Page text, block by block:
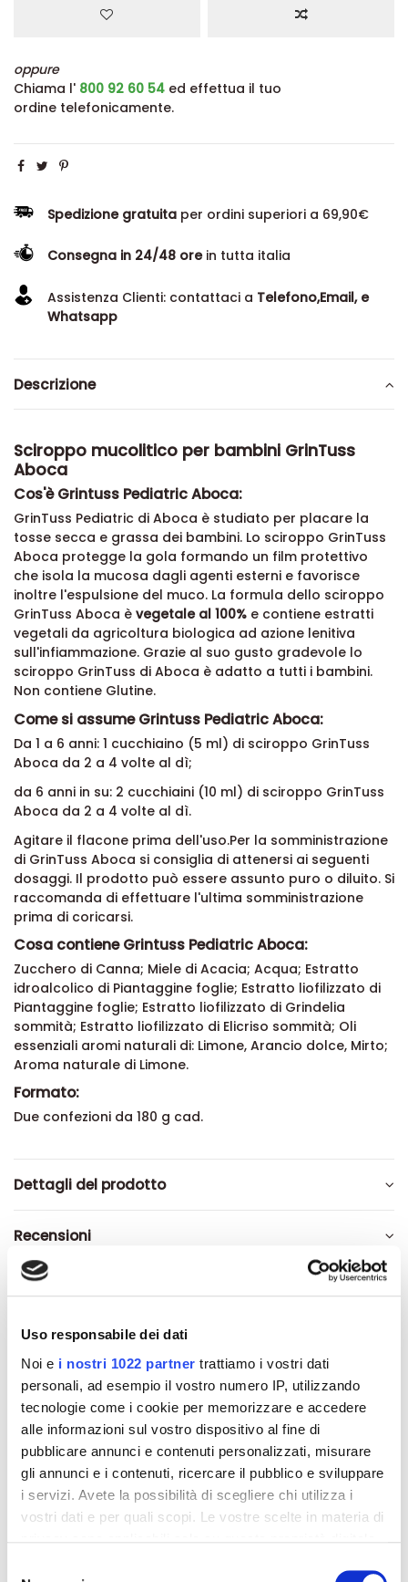
Uso responsabile dei dati
Noi e i nostri 1022 partner trattiamo i vostri dati
personali, ad esempio il vostro numero IP, utilizzando
tecnologie come i cookie per memorizzare e accedere
alle informazioni sul vostro dispositivo al fine di
pubblicare annunci e contenuti personalizzati, misurare
gli annunci e i contenuti, ricercare il pubblico e sviluppare
i servizi. Avete la possibilità di scegliere chi utilizza i
vostri dati e per quali scopi. Le vostre scelte in materia di
oppure
ordine telefonicamente.
Spedizione gratuita per ordini superiori a 69,90€
Consegna in 24/48 ore in tutta italia
Assistenza Clienti: contattaci a
Descrizione
Sciroppo mucolitico per bambini GrinTuss
Aboca
Cos'è Grintuss Pediatric Aboca:
GrinTuss Pediatric di Aboca è studiato per placare la
tosse secca e grassa dei bambini. Lo sciroppo GrinTuss
Aboca protegge la gola formando un film protettivo
che isola la mucosa dagli agenti esterni e favorisce
inoltre l'espulsione del muco. La formula dello sciroppo
GrinTuss Aboca è vegetale al 100%e contiene estratti
vegetali da agricoltura biologica ad azione lenitiva
sull'infiammazione. Grazie al suo gusto gradevole lo
Non contiene Glutine.
Come si assume Grintuss Pediatric Aboca:
Da 1 a 6 anni: 1 cucchiaino (5 ml) di sciroppo GrinTuss
Aboca da 2 a 4 volte al dì;
Aboca da 2 a 4 volte al dì.
Agitare il flacone prima dell'uso.Per la somministrazione
di GrinTuss Aboca si consiglia di attenersi ai seguenti
dosaggi. Il prodotto può essere assunto puro o diluito. Si
raccomanda di effettuare l'ultima somministrazione
prima di coricarsi.
Cosa contiene Grintuss Pediatric Aboca:
Zucchero di Canna; Miele di Acacia; Acqua; Estratto
idroalcolico di Piantaggine foglie; Estratto liofilizzato di
Piantaggine foglie; Estratto liofilizzato di Grindelia
sommità; Estratto liofilizzato di Elicriso sommità; Oli
Aroma naturale di Limone.
Formato:
Dettagli del prodotto
Recensioni
Altri prodotti che potrebbero
interessarti
-42% -42%